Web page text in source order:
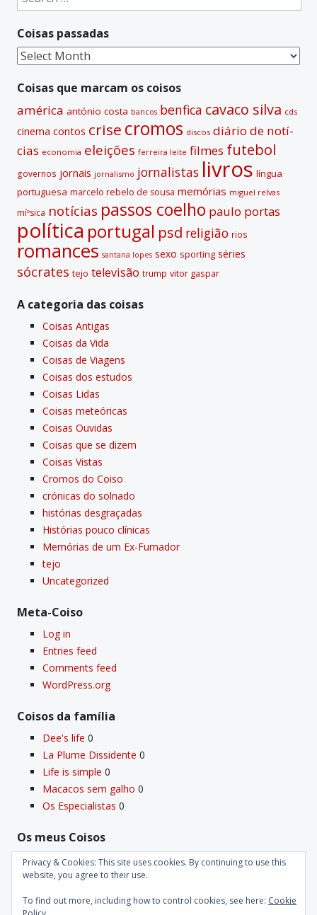
a
t
i
v
for:
Coisas passadas
Coisas
Coisas que marcam os coisos
américa antónio costa bancos benfica cavaco silva cds
cinema contos crise cromos discos diário de notí­
cias economia eleições ferreira leite filmes futebol
governos jornais jornalismo jornalistas livros lí­ngua
portuguesa marcelo rebelo de sousa memórias miguel relvas
míºsica notí­cias passos coelho paulo portas
polí­tica portugal psd religião rios
romances santana lopes sexo sporting séries
sócrates tejo televisão trump vitor gaspar
A categoria das coisas
Coisas Antigas
Coisas da Vida
Coisas de Viagens
Coisas dos estudos
Coisas Lidas
Coisas meteóricas
Coisas Ouvidas
Coisas que se dizem
Coisas Vistas
Cromos do Coiso
crónicas do solnado
histórias desgraçadas
Histórias pouco clí­nicas
Memórias de um Ex-Fumador
tejo
Uncategorized
Meta-Coiso
Log in
Entries feed
Comments feed
WordPress.org
Coisos da famí­lia
Dee's life 0
La Plume Dissidente 0
Life is simple 0
Macacos sem galho 0
Os Especialistas 0
Os meus Coisos
Deus0
Velho Coiso0
Privacy & Cookies: This site uses cookies. By continuing to use this
website, you agree to their use.
To find out more, including how to control cookies, see here: Cookie